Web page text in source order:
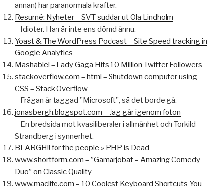
annan) har paranormala krafter.
Resumé: Nyheter – SVT suddar ut Ola Lindholm
– Idioter. Han är inte ens dömd ännu.
Yoast & The WordPress Podcast – Site Speed tracking in
Google Analytics
Mashable! – Lady Gaga Hits 10 Million Twitter Followers
stackoverflow.com – html – Shutdown computer using
CSS – Stack Overflow
– Frågan är taggad ”Microsoft”, så det borde gå.
jonasbergh.blogspot.com – Jag går igenom foton
– En bredsida mot kvasiliberaler i allmänhet och Torkild
Strandberg i synnerhet.
BLARGH!! for the people » PHP is Dead
www.shortform.com – ”Gamarjobat – Amazing Comedy
Duo” on Classic Quality
www.maclife.com – 10 Coolest Keyboard Shortcuts You